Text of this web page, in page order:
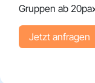
Gruppen ab
Jetzt an​​​​​​fragen